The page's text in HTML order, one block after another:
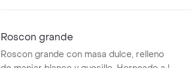
Roscon grande
Roscon grande con masa dulce, relleno